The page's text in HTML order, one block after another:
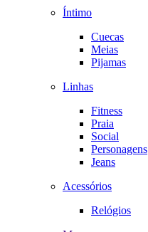
Íntimo
Cuecas
Meias
Pijamas
Linhas
Fitness
Praia
Social
Personagens
Jeans
Acessórios
Relógios